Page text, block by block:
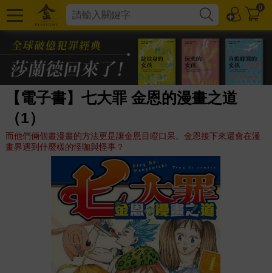
0
【電子書】七大罪 金恩的漫畫之道
（1）
而他們倆個畫漫畫的方法更是讓金恩目瞪口呆。金恩接下來還會在漫
畫界遇到什麼樣的怪咖與怪事？